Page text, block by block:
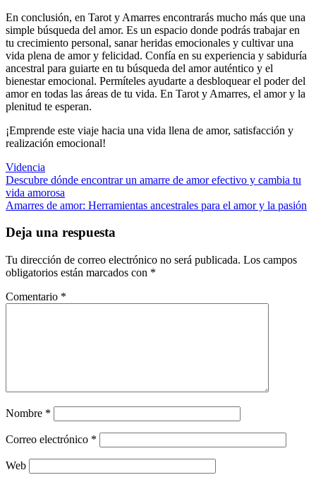
En conclusión, en Tarot y Amarres encontrarás mucho más que una
simple búsqueda del amor. Es un espacio donde podrás trabajar en
tu crecimiento personal, sanar heridas emocionales y cultivar una
vida plena de amor y felicidad. Confía en su experiencia y sabiduría
ancestral para guiarte en tu búsqueda del amor auténtico y el
bienestar emocional. Permíteles ayudarte a desbloquear el poder del
amor en todas las áreas de tu vida. En Tarot y Amarres, el amor y la
plenitud te esperan.
¡Emprende este viaje hacia una vida llena de amor, satisfacción y
realización emocional!
Videncia
Navegación
de
Descubre dónde encontrar un amarre de amor efectivo y cambia tu
vida amorosa
Amarres de amor: Herramientas ancestrales para el amor y la pasión
Deja una respuesta
Tu dirección de correo electrónico no será publicada. Los campos
obligatorios están marcados con *
Comentario *
Nombre *
Correo electrónico *
Web